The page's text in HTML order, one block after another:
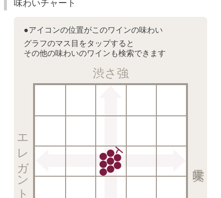
味わいチャート
●アイコンの位置がこのワインの味わい
グラフのマス目をタップすると
その他の味わいのワインも検索できます
渋さ強
エレガント